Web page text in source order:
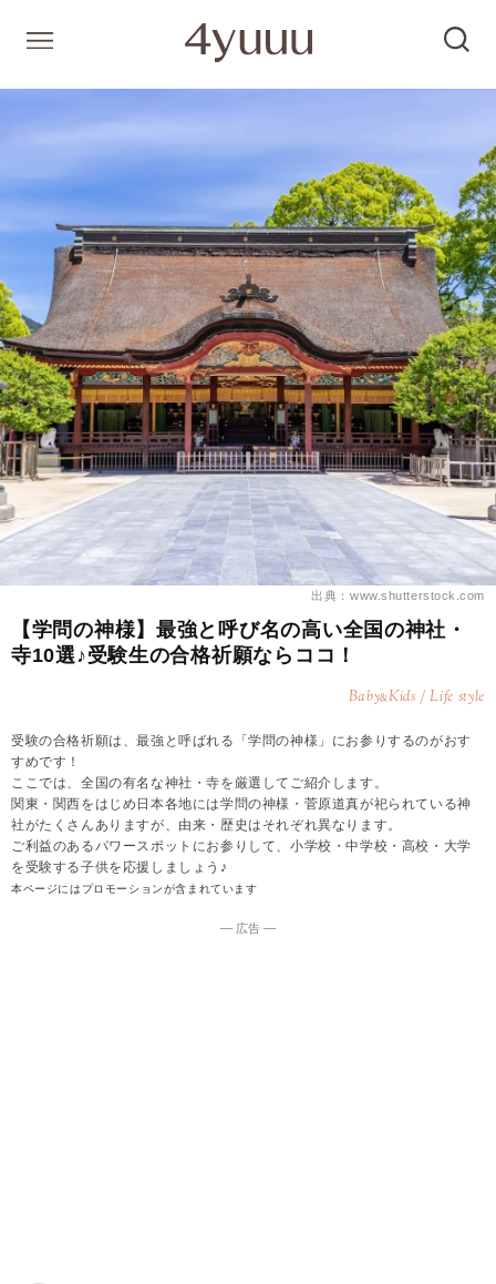
出典：www.shutterstock.com
【学問の神様】最強と呼び名の高い全国の神社・
寺10選♪受験生の合格祈願ならココ！
Baby&Kids / Life style
受験の合格祈願は、最強と呼ばれる「学問の神様」にお参りするのがおす
すめです！
ここでは、全国の有名な神社・寺を厳選してご紹介します。
関東・関西をはじめ日本各地には学問の神様・菅原道真が祀られている神
社がたくさんありますが、由来・歴史はそれぞれ異なります。
ご利益のあるパワースポットにお参りして、小学校・中学校・高校・大学
を受験する子供を応援しましょう♪
本ページにはプロモーションが含まれています
― 広告 ―